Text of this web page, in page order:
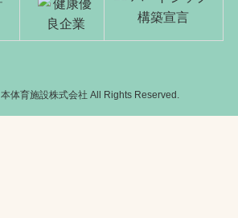
体育施設株式会社 All Rights Reserved.